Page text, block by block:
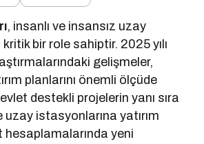
, insanlı ve insansız uzay
bir role sahiptir. 2025 yılı
gelişmeler,
planlarını önemli ölçüde
destekli projelerin yanı sıra
istasyonlarına yatırım
hesaplamalarında yeni